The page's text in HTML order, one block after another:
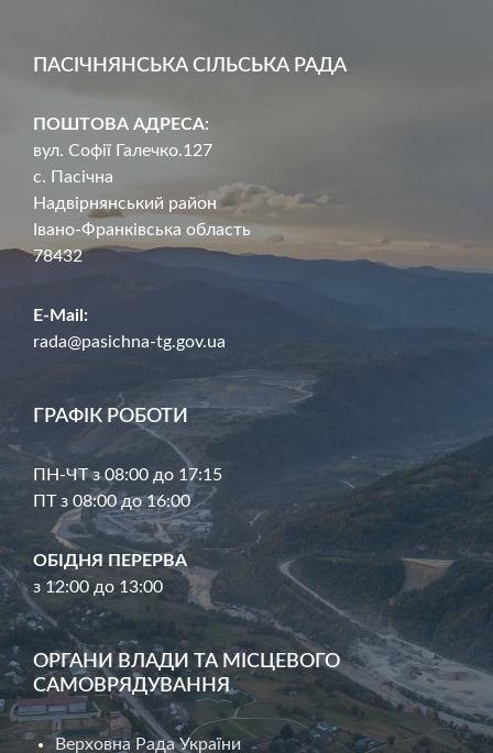
ПАСІЧНЯНСЬКА СІЛЬСЬКА РАДА
ПОШТОВА АДРЕСА:
вул. Софії Галечко.127
с. Пасічна
Надвірнянський район
Івано-Франківська область
78432
E-Mail:
rada@pasichna-tg.gov.ua
ГРАФІК РОБОТИ
ПН-ЧТ з 08:00 до 17:15
ПТ з 08:00 до 16:00
ОБІДНЯ ПЕРЕРВА
з 12:00 до 13:00
ОРГАНИ ВЛАДИ ТА МІСЦЕВОГО
САМОВРЯДУВАННЯ
Верховна Рада України